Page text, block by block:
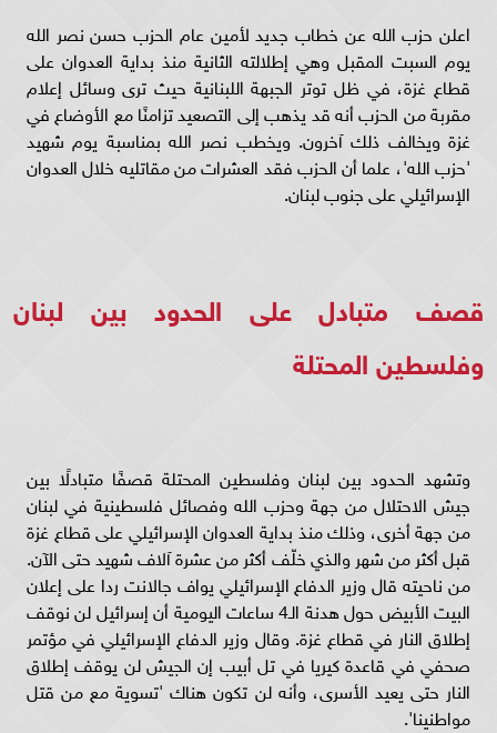
اعلن حزب الله عن خطاب جديد لأمين عام الحزب حسن نصر الله
يوم السبت المقبل وهي إطلالته الثانية منذ بداية العدوان على
قطاع غزة، في ظل توتر الجبهة اللبنانية حيث ترى وسائل إعلام
مقربة من الحزب أنه قد يذهب إلى التصعيد تزامنًا مع الأوضاع في
غزة ويخالف ذلك آخرون. ويخطب نصر الله بمناسبة يوم شهيد
'حزب الله'، علما أن الحزب فقد العشرات من مقاتليه خلال العدوان
الإسرائيلي على جنوب لبنان.
قصف متبادل على الحدود بين لبنان
وفلسطين المحتلة
وتشهد الحدود بين لبنان وفلسطين المحتلة قصفًا متبادلًا بين
جيش الاحتلال من جهة وحزب الله وفصائل فلسطينية في لبنان
من جهة أخرى، وذلك منذ بداية العدوان الإسرائيلي على قطاع غزة
قبل أكثر من شهر والذي خلّف أكثر من عشرة آلاف شهيد حتى الآن.
من ناحيته قال وزير الدفاع الإسرائيلي يواف جالانت ردا على إعلان
البيت الأبيض حول هدنة الـ4 ساعات اليومية أن إسرائيل لن نوقف
إطلاق النار في قطاع غزة. وقال وزير الدفاع الإسرائيلي في مؤتمر
صحفي في قاعدة كيريا في تل أبيب إن الجيش لن يوقف إطلاق
النار حتى يعيد الأسرى، وأنه لن تكون هناك 'تسوية مع من قتل
مواطنينا'.